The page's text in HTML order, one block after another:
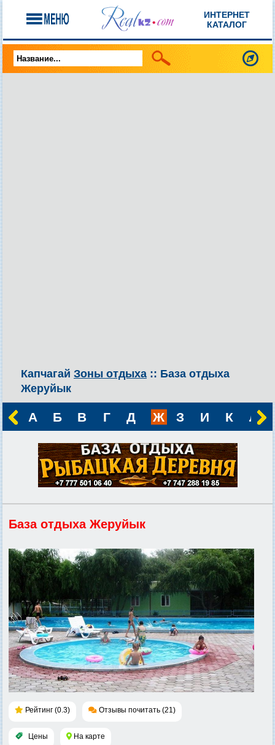
ИНТЕРНЕТ
КАТАЛОГ
Капчагай Зоны отдыха :: База отдыха
Жеруйык
А Б В Г Д Ж З И К Л
База отдыха Жеруйык
Рейтинг (0.3) Отзывы почитать (21)
Цены На карте